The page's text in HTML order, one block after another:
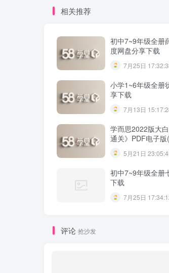
相关推荐
初中7~9年级全册
度网盘分享下载
7月25日
小学1~6年级全册
享下载
7月13日
学而思2022版大
通关》PDF电子
5月21日
初中7~9年级全册
下载
7月25日
评论 抢沙发